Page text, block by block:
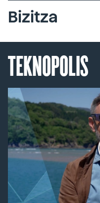
Bizitza
TEKNOPOLIS